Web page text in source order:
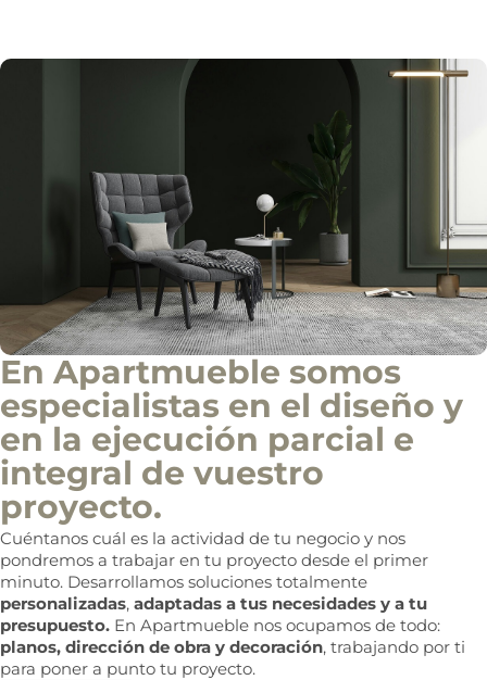
En Apartmueble somos
especialistas en el diseño y
en la ejecución parcial e
integral de vuestro
proyecto.
Cuéntanos cuál es la actividad de tu negocio y nos
pondremos a trabajar en tu proyecto desde el primer
minuto. Desarrollamos soluciones totalmente
personalizadas, adaptadas a tus necesidades y a tu
presupuesto. En Apartmueble nos ocupamos de todo:
planos, dirección de obra y decoración, trabajando por ti
para poner a punto tu proyecto.
l